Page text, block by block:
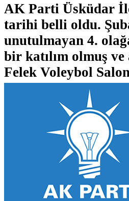
AK Parti Üsküdar
tarihi belli oldu.
unutulmayan 4.
bir katılım olmuş
Felek Voleybol